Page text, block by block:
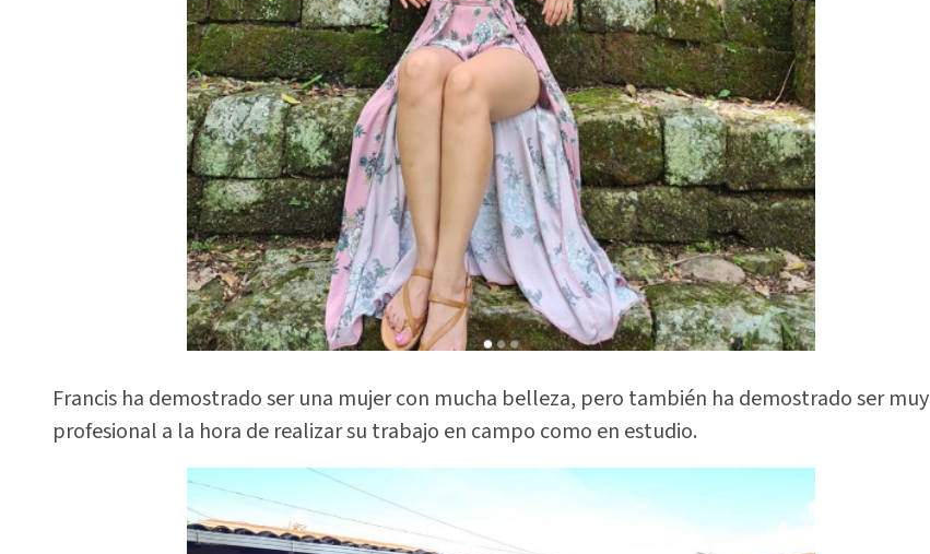
Francis ha demostrado ser una mujer con mucha belleza, pero también ha demostrado ser muy
profesional a la hora de realizar su trabajo en campo como en estudio.